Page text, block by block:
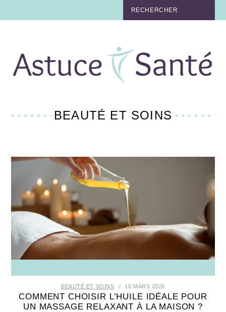
TABAC
MÉDECINE
MÉDECINE DOUCE
BIEN-ÊTRE
SANTÉ BUCCO-DENTAIRE
BEAUTÉ ET SOINS
BEAUTÉ ET SOINS 10 MARS 2026
COMMENT CHOISIR L’HUILE IDÉALE POUR
UN MASSAGE RELAXANT À LA MAISON ?